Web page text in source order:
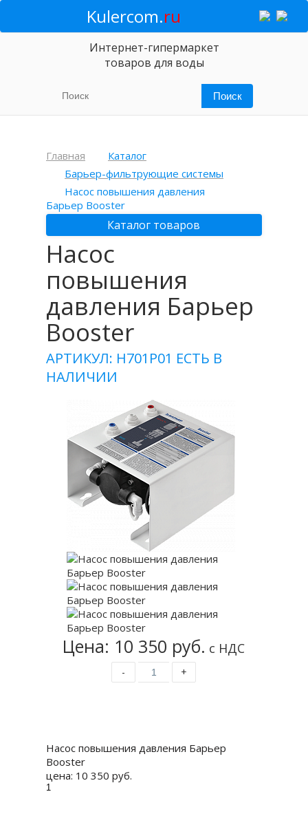
Kulercom.ru
Интернет-гипермаркет
товаров для воды
Главная
Каталог
Барьер-фильтрующие системы
Насос повышения давления
Барьер Booster
Каталог товаров
Насос
повышения
давления Барьер
Booster
АРТИКУЛ: Н701Р01 ЕСТЬ В
НАЛИЧИИ
Цена: 10 350 руб. с НДС
- +
Насос повышения давления Барьер
Booster
цена: 10 350 руб.